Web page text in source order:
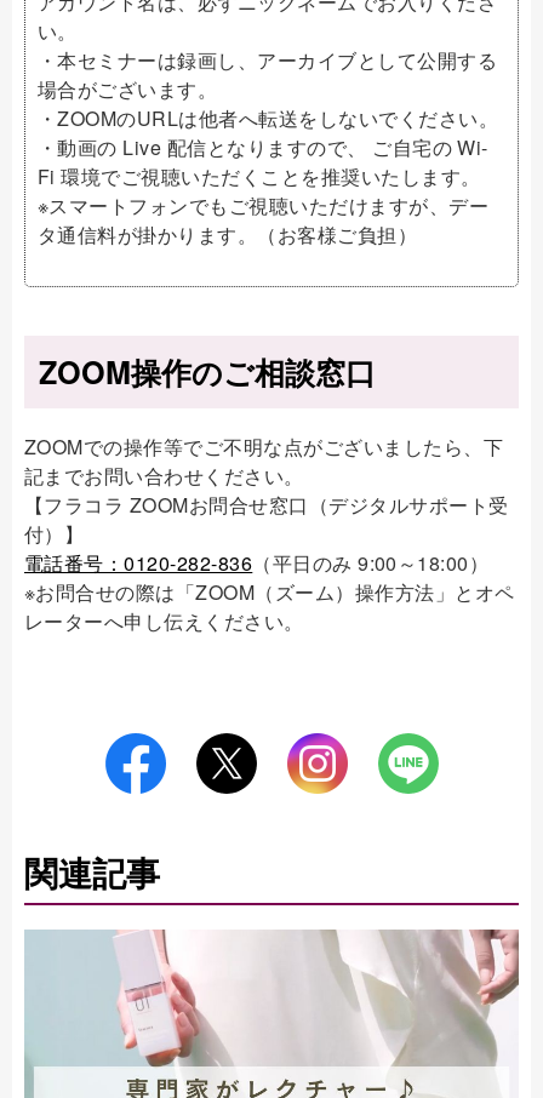
い。
・本セミナーは録画し、アーカイブとして公開する
場合がございます。
・ZOOMのURLは他者へ転送をしないでください。
・動画の Live 配信となりますので、 ご自宅の Wi-
Fi 環境でご視聴いただくことを推奨いたします。
※スマートフォンでもご視聴いただけますが、デー
タ通信料が掛かります。（お客様ご負担）
ZOOM操作のご相談窓口
ZOOMでの操作等でご不明な点がございましたら、下
記までお問い合わせください。
【フラコラ ZOOMお問合せ窓口（デジタルサポート受
付）】
電話番号：0120-282-836 （平日のみ 9:00～18:00）
※お問合せの際は「ZOOM（ズーム）操作方法」とオペ
レーターへ申し伝えください。
関連記事